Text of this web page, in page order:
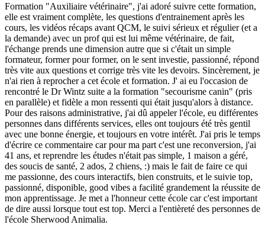
Formation "Auxiliaire vétérinaire", j'ai adoré suivre cette formation,
elle est vraiment complète, les questions d'entrainement après les
cours, les vidéos récaps avant QCM, le suivi sérieux et régulier (et a
la demande) avec un prof qui est lui même vétérinaire, de fait,
l'échange prends une dimension autre que si c'était un simple
formateur, former pour former, on le sent investie, passionné, répond
très vite aux questions et corrige très vite les devoirs. Sincèrement, je
n'ai rien à reprocher a cet école et formation. J' ai eu l'occasion de
rencontré le Dr Wintz suite a la formation "secourisme canin" (pris
en parallèle) et fidèle a mon ressenti qui était jusqu'alors à distance.
Pour des raisons administrative, j'ai dû appeler l'école, eu différentes
personnes dans différents services, elles ont toujours été très gentil
avec une bonne énergie, et toujours en votre intérêt. J'ai pris le temps
d'écrire ce commentaire car pour ma part c'est une reconversion, j'ai
41 ans, et reprendre les études n'était pas simple, 1 maison a géré,
des soucis de santé, 2 ados, 2 chiens, :) mais le fait de faire ce qui
me passionne, des cours interactifs, bien construits, et le suivie top,
passionné, disponible, good vibes a facilité grandement la réussite de
mon apprentissage. Je met a l'honneur cette école car c'est important
de dire aussi lorsque tout est top. Merci a l'entièreté des personnes de
l'école Sherwood Animalia.